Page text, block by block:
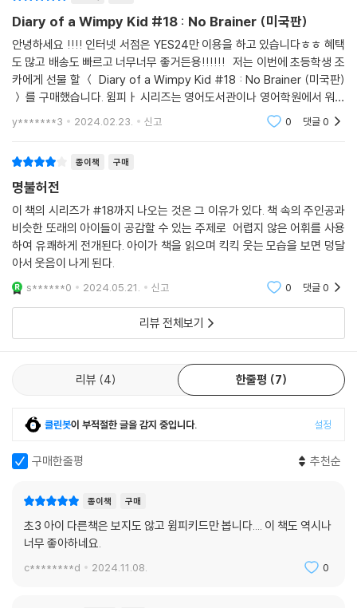
Diary of a Wimpy Kid #18 : No Brainer (미국판)
안녕하세요 !!!! 인터넷 서점은 YES24만 이용을 하고 있습니다ㅎㅎ 혜택
도 많고 배송도 빠르고 너무너무 좋거든용!!!!!! 저는 이번에 초등학생 조
카에게 선물 할 ＜ Diary of a Wimpy Kid #18 : No Brainer (미국판)
＞ 를 구매했습니다. 윔피ㅏ 시리즈는 영어도서관이나 영어학원에서 워낙
많이 가지고 있는 책이라 유명하지요! 소장용으로도 손색없을만큼 너무
너무 훌륭한 책
y*******3 2024.02.23. 신고 0 댓글0
종이책 구매
명불허전
이 책의 시리즈가 #18까지 나오는 것은 그 이유가 있다. 책 속의 주인공과
비슷한 또래의 아이들이 공감할 수 있는 주제로 어렵지 않은 어휘를 사용
하여 유쾌하게 전개된다. 아이가 책을 읽으며 킥킥 웃는 모습을 보면 덩달
아서 웃음이 나게 된다.
s******0 2024.05.21. 신고 0 댓글0
리뷰 전체보기
리뷰 4 한줄평 7
클린봇이 부적절한 글을 감지 중입니다. 설정
구매한줄평 추천순
종이책 구매
초3 아이 다른책은 보지도 않고 윔피키드만 봅니다.... 이 책도 역시나
너무 좋아하네요.
c********d 2024.11.08. 0